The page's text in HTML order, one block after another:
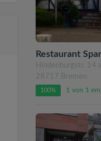
Restaurant
Hindenburgstr. 14 a
28717 Bremen
100% 1 von 1